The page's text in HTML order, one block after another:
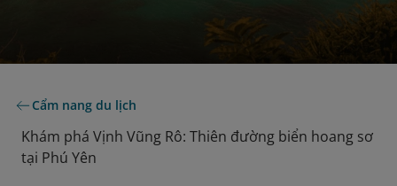
Cẩm nang du lịch
Khám phá Vịnh Vũng Rô: Thiên đường biển hoang sơ
tại Phú Yên